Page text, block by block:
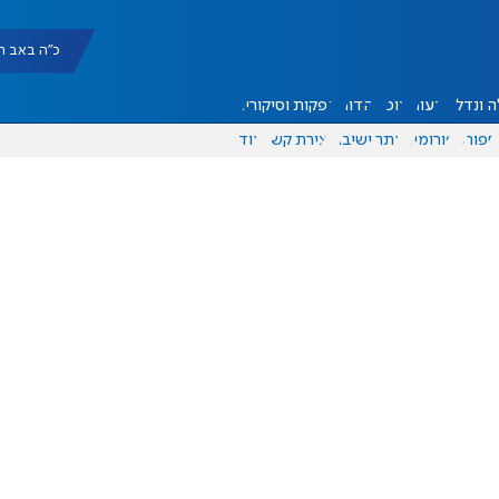
כ"ה באב תשפ"ו
ונדל"ן דעות אוכל יהדות הפקות וסיקורים
ספורט פורומים אתר ישיבה יצירת קשר עוד